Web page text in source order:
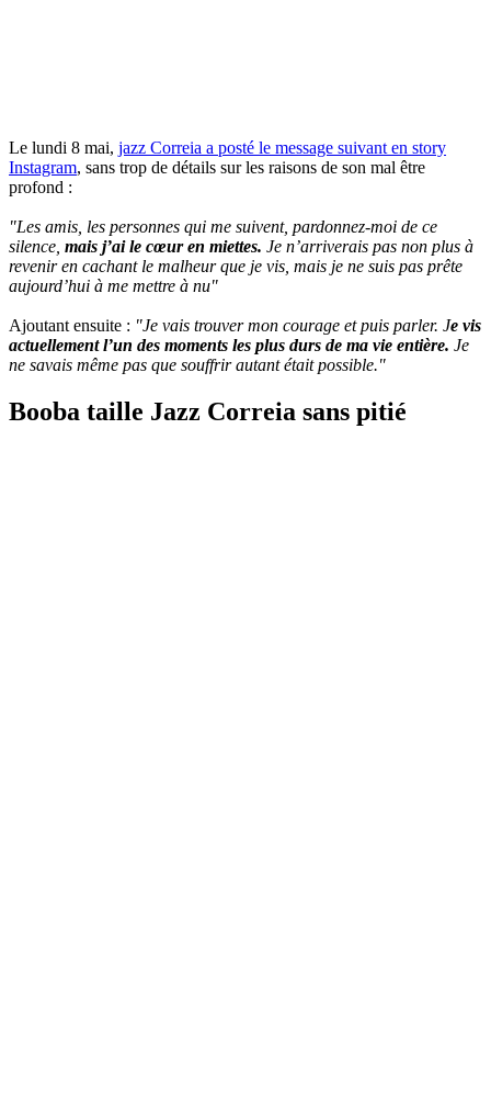
Le lundi 8 mai, jazz Correia a posté le message suivant en story
Instagram, sans trop de détails sur les raisons de son mal être
profond :
"Les amis, les personnes qui me suivent, pardonnez-moi de ce
silence, mais j’ai le cœur en miettes. Je n’arriverais pas non plus à
revenir en cachant le malheur que je vis, mais je ne suis pas prête
aujourd’hui à me mettre à nu"
Ajoutant ensuite : "Je vais trouver mon courage et puis parler. Je vis
actuellement l’un des moments les plus durs de ma vie entière. Je
ne savais même pas que souffrir autant était possible."
Booba taille Jazz Correia sans pitié